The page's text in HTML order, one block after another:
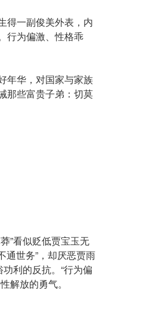
得一副俊美外表，内
行为偏激、性格乖
年华，对国家与家族
那些富贵子弟：切莫
”看似贬低贾宝玉无
通世务”，却厌恶贾雨
利的反抗。“行为偏
解放的勇气。